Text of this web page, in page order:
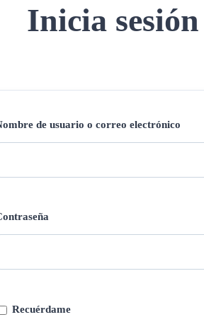
Inicia sesión
de usuario o correo electrónico
Recuérdame